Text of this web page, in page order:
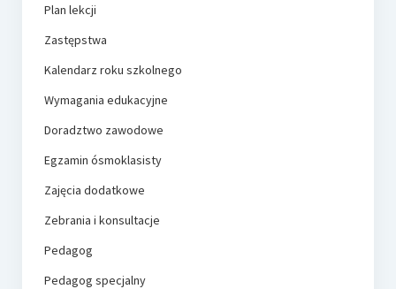
Plan lekcji
Zastępstwa
Kalendarz roku szkolnego
Wymagania edukacyjne
Doradztwo zawodowe
Egzamin ósmoklasisty
Zajęcia dodatkowe
Zebrania i konsultacje
Pedagog
Pedagog specjalny